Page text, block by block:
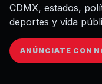
CDMX, estados,
deportes y vida
ANÚNCIATE CON